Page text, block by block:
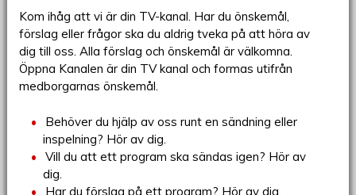
Kom ihåg att vi är din TV-kanal. Har du önskemål,
förslag eller frågor ska du aldrig tveka på att höra av
dig till oss. Alla förslag och önskemål är välkomna.
Öppna Kanalen är din TV kanal och formas utifrån
medborgarnas önskemål.
Behöver du hjälp av oss runt en sändning eller
inspelning? Hör av dig.
Vill du att ett program ska sändas igen? Hör av
dig.
Har du förslag på ett program? Hör av dig.